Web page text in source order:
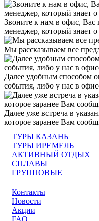
Звоните к нам в офис, Вас
менеджер, который знает
Мы рассказываем все
Далее удобным способом
события, либо у нас в
Далее уже встреча в
которое заранее Вам
Контакты
Новости
Акции
ТУРЫ КАЗАНЬ
ТУРЫ ИРЕМЕЛЬ
АКТИВНЫЙ ОТДЫХ
СПЛАВЫ
ГРУППОВЫЕ